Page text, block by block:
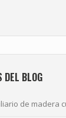
DEL BLOG
de madera